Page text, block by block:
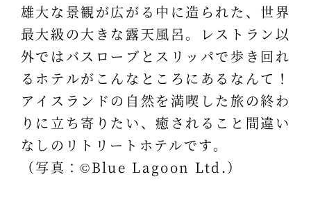
雄大な景観が広がる中に造られた、世界
最大級の大きな露天風呂。レストラン以
外ではバスローブとスリッパで歩き回れ
るホテルがこんなところにあるなんて！
アイスランドの自然を満喫した旅の終わ
りに立ち寄りたい、癒されること間違い
なしのリトリートホテルです。
（写真：©Blue Lagoon Ltd.）